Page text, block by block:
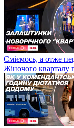
Сміємось, а отже
Жіночого кварталу